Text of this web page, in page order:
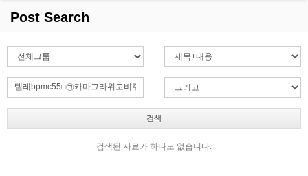
Post Search
검색
검색된 자료가 하나도 없습니다.